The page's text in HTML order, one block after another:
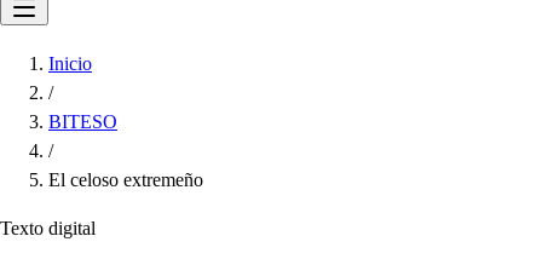
Inicio
/
BITESO
/
El celoso extremeño
Texto digital